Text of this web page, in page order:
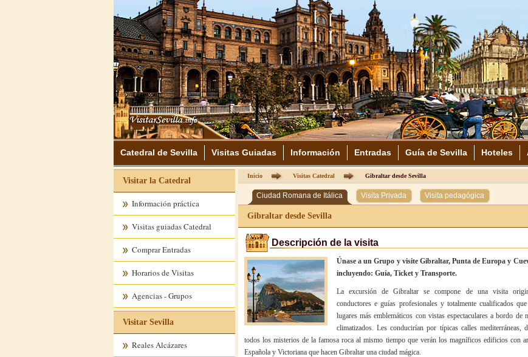
Catedral de Sevilla Visitas Guiadas Información Entradas Guía de Sevilla Hoteles
Visitar la Catedral
Información práctica
Visitas guiadas Catedral
Comprar Entradas
Horarios de Visitas
Agencias - Grupos
Visitar Sevilla
Reales Alcázares
Inicio Visitas Catedral Gibraltar desde Sevilla
Ciudad Romana de Itálica Visita Privada Visita pedagógica
Gibraltar desde Sevilla
Descripción de la visita
Únase a un Grupo y visite Gibraltar, Punta de Europa y
incluyendo: Guía, Ticket y Transporte.
La excursión de Gibraltar se compone de una visita
conductores e guías profesionales y totalmente cualificados
lugares más emblemáticos con vistas espectaculares a bordo de
climatizados. Les conducirían por típicas calles mediterráneas,
todos los misterios de la famosa roca al mismo tiempo que verán los magníficos edificios con
Española y Victoriana que hacen Gibraltar una ciudad mágica.